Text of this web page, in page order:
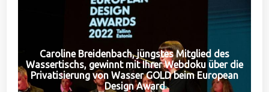
Caroline Breidenbach, jüngstes Mitglied des
Wassertischs, gewinnt mit Ihrer Webdoku über die
Privatisierung von Wasser GOLD beim European
Design Award